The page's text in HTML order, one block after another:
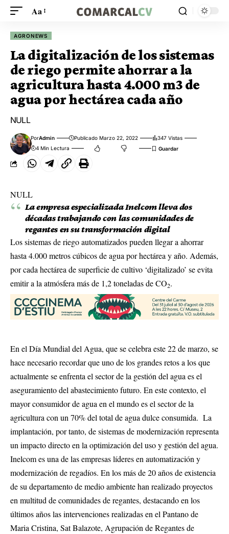
Aa
AGRONEWS
La digitalización de los sistemas
de riego permite ahorrar a la
agricultura hasta 4.000 m3 de
agua por hectárea cada año
NULL
PorAdmin Publicado Marzo 22, 2022
347 Vistas
4 Min Lectura
NULL
La empresa especializada Inelcom lleva dos
décadas trabajando con las comunidades de
regantes en su transformación digital
Los sistemas de riego automatizados pueden llegar a ahorrar
hasta 4.000 metros cúbicos de agua por hectárea y año. Además,
por cada hectárea de superficie de cultivo ‘digitalizado’ se evita
emitir a la atmósfera más de 1,2 toneladas de CO2.
En el Día Mundial del Agua, que se celebra este 22 de marzo, se
hace necesario recordar que uno de los grandes retos a los que
actualmente se enfrenta el sector de la gestión del agua es el
aseguramiento del abastecimiento futuro. En este contexto, el
mayor consumidor de agua en el mundo es el sector de la
agricultura con un 70% del total de agua dulce consumida. La
implantación, por tanto, de sistemas de modernización representa
un impacto directo en la optimización del uso y gestión del agua.
Inelcom es una de las empresas líderes en automatización y
modernización de regadíos. En los más de 20 años de existencia
de su departamento de medio ambiente han realizado proyectos
en multitud de comunidades de regantes, destacando en los
últimos años las intervenciones realizadas en el Pantano de
Maria Cristina, Sat Balazote, Agrupación de Regantes de